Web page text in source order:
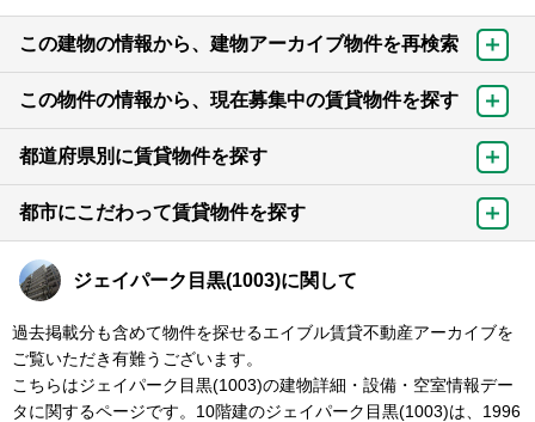
この建物の情報から、建物アーカイブ物件を再検索
この物件の情報から、現在募集中の賃貸物件を探す
都道府県別に賃貸物件を探す
都市にこだわって賃貸物件を探す
ジェイパーク目黒(1003)に関して
過去掲載分も含めて物件を探せるエイブル賃貸不動産アーカイブを
ご覧いただき有難うございます。
こちらはジェイパーク目黒(1003)の建物詳細・設備・空室情報デー
タに関するページです。10階建のジェイパーク目黒(1003)は、1996